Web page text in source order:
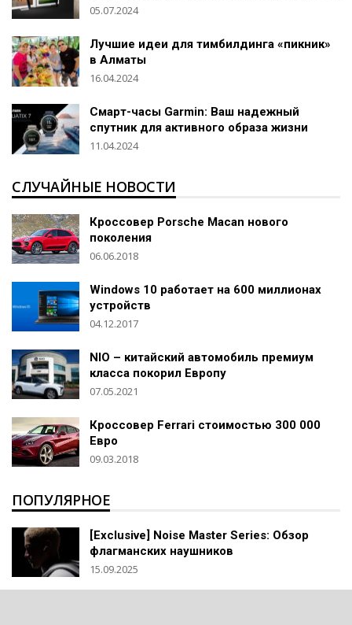
05.07.2024
Лучшие идеи для тимбилдинга «пикник»
в Алматы
16.04.2024
Смарт-часы Garmin: Ваш надежный
спутник для активного образа жизни
11.04.2024
СЛУЧАЙНЫЕ НОВОСТИ
Кроссовер Porsche Macan нового
поколения
06.06.2018
Windows 10 работает на 600 миллионах
устройств
04.12.2017
NIO – китайский автомобиль премиум
класса покорил Европу
07.05.2021
Кроссовер Ferrari стоимостью 300 000
Евро
09.03.2018
ПОПУЛЯРНОЕ
[Exclusive] Noise Master Series: Обзор
флагманских наушников
15.09.2025